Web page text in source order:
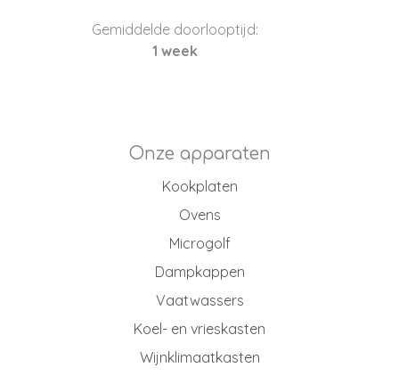
Gemiddelde doorlooptijd:
1 week
Onze apparaten
Kookplaten
Ovens
Microgolf
Dampkappen
Vaatwassers
Koel- en vrieskasten
Wijnklimaatkasten